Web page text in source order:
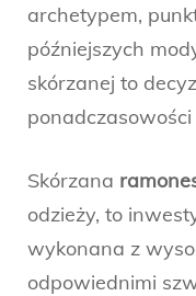
archetypem,
późniejszych
skórzanej to
Skórzana
odzieży, to
wykonana z
odpowiednimi